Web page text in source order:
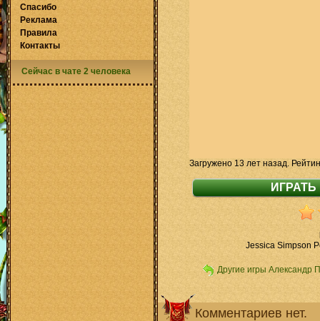
Загружено 13 лет назад.
Jessica Simpson
Другие игры Александр
Комментариев нет.
Спасибо
Реклама
Правила
Контакты
Сейчас в чате 2 человека